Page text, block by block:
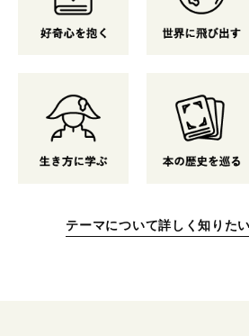
テーマについて詳しく知りた